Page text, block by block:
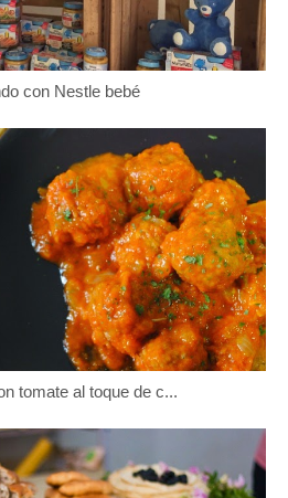
con Nestle bebé
tomate al toque de c...